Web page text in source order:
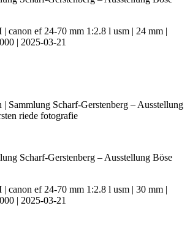
| canon ef 24-70 mm 1:2.8 l usm | 24 mm |
| 2025-03-21
Scharf-Gerstenberg – Ausstellung Böse
| canon ef 24-70 mm 1:2.8 l usm | 30 mm |
| 2025-03-21